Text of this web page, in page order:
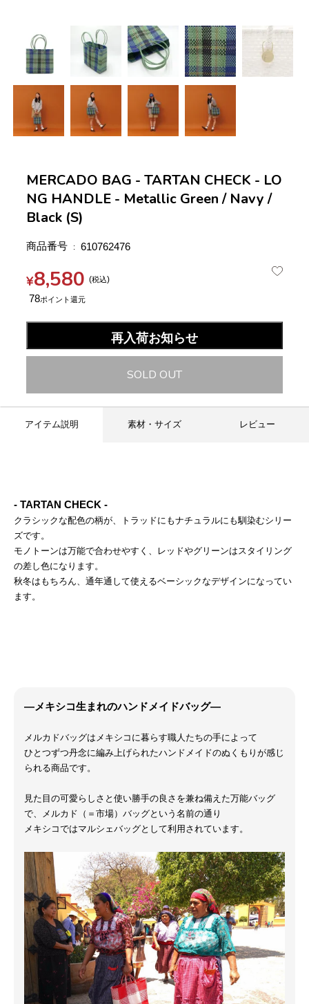
MERCADO BAG - TARTAN CHECK - LO
NG HANDLE - Metallic Green / Navy /
Black (S)
商品番号 610762476
¥8,580 税込
78
再入荷お知らせ
SOLD OUT
アイテム説明 素材・サイズ レビュー
- TARTAN CHECK -
クラシックな配色の柄が、トラッドにもナチュラルにも馴染むシリー
ズです。
モノトーンは万能で合わせやすく、レッドやグリーンはスタイリング
の差し色になります。
秋冬はもちろん、通年通して使えるベーシックなデザインになってい
ます。
―メキシコ生まれのハンドメイドバッグ―
メルカドバッグはメキシコに暮らす職人たちの手によって
ひとつずつ丹念に編み上げられたハンドメイドのぬくもりが感じ
られる商品です。
見た目の可愛らしさと使い勝手の良さを兼ね備えた万能バッグ
で、メルカド（＝市場）バッグという名前の通り
メキシコではマルシェバッグとして利用されています。